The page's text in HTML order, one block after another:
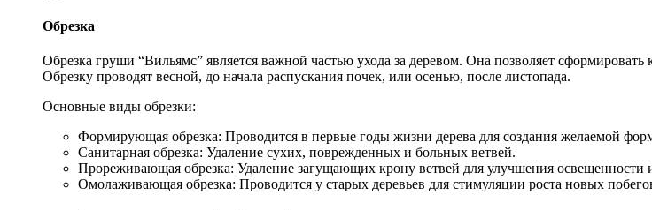
Обрезка
Обрезка груши “Вильямс” является важной частью ухода за деревом. Она позволяет
Обрезку проводят весной, до начала распускания почек, или осенью, после листопада.
Основные виды обрезки:
Формирующая обрезка: Проводится в первые годы жизни дерева для создания желаемой
Санитарная обрезка: Удаление сухих, поврежденных и больных ветвей.
Прореживающая обрезка: Удаление загущающих крону ветвей для улучшения освещенности
Омолаживающая обрезка: Проводится у старых деревьев для стимуляции роста новых